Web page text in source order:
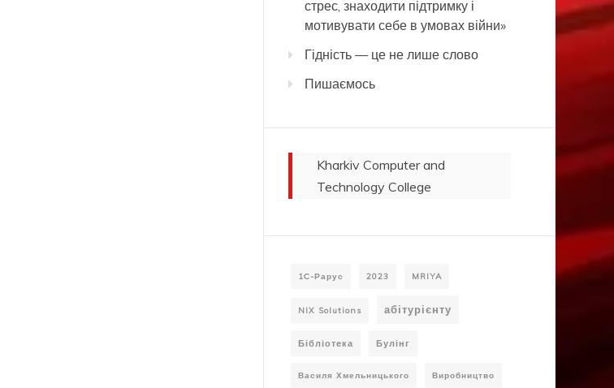
стрес, знаходити підтримку і
мотивувати себе в умовах війни»
Гідність — це не лише слово
Пишаємось
Kharkiv Computer and
Technology College
1С-Рарус 2023 MRIYA
NIX Solutions абітурієнту
Бібліотека Булінг
Василя Хмельницького Виробництво